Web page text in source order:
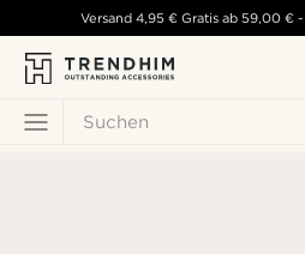
Suchen
Versand 4,95 € Gratis ab 59,00 € -